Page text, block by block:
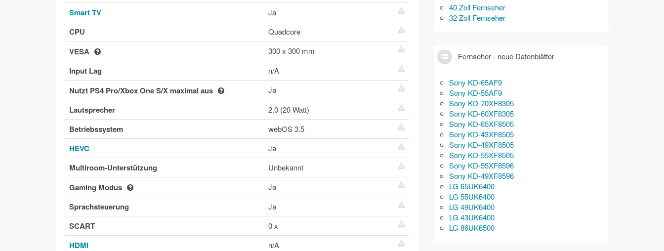
Smart TV Ja
CPU Quadcore
VESA 300 x 300 mm
Input Lag n/A
Nutzt PS4 Pro/Xbox One S/X maximal aus Ja
Lautsprecher 2.0 (20 Watt)
Betriebssystem webOS 3.5
HEVC Ja
Multiroom-Unterstützung Unbekannt
Gaming Modus Ja
Sprachsteuerung Ja
SCART 0 x
HDMI n/A
40 Zoll Fernseher
32 Zoll Fernseher
Fernseher - neue Datenblätter
Sony KD-65AF9
Sony KD-55AF9
Sony KD-70XF8305
Sony KD-60XF8305
Sony KD-65XF8505
Sony KD-43XF8505
Sony KD-49XF8505
Sony KD-55XF8505
Sony KD-55XF8596
Sony KD-49XF8596
LG 65UK6400
LG 55UK6400
LG 49UK6400
LG 43UK6400
LG 86UK6500